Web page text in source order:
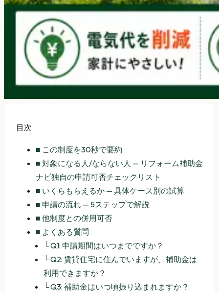
目次
■ この制度を30秒で要約
■ 対象になる人/ならない人 — リフォーム補助金
ナビ独自の申請可否チェックリスト
■ いくらもらえるか — 具体ケース別の試算
■ 申請の流れ — 5ステップで解説
■ 他制度との併用可否
■ よくある質問
└Q1: 申請期間はいつまでですか？
└Q2: 賃貸住宅に住んでいますが、補助金は
利用できますか？
└Q3: 補助金はいつ頃振り込まれますか？